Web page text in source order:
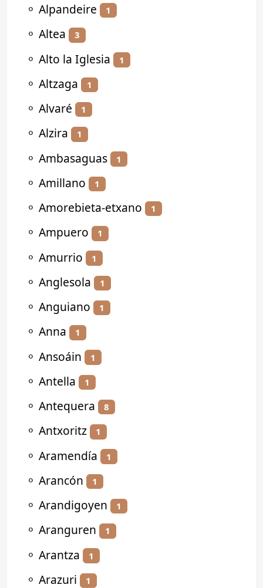
⚬ Alpandeire 1
⚬ Altea 3
⚬ Alto la Iglesia 1
⚬ Altzaga 1
⚬ Alvaré 1
⚬ Alzira 1
⚬ Ambasaguas 1
⚬ Amillano 1
⚬ Amorebieta-etxano 1
⚬ Ampuero 1
⚬ Amurrio 1
⚬ Anglesola 1
⚬ Anguiano 1
⚬ Anna 1
⚬ Ansoáin 1
⚬ Antella 1
⚬ Antequera 8
⚬ Antxoritz 1
⚬ Aramendía 1
⚬ Arancón 1
⚬ Arandigoyen 1
⚬ Aranguren 1
⚬ Arantza 1
⚬ Arazuri 1